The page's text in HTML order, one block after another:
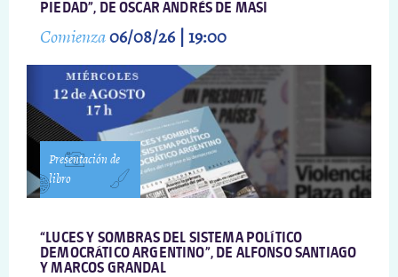
PIEDAD”, DE OSCAR ANDRÉS DE MASI
Comienza06/08/26 | 19:00
Presentación de
libro
“LUCES Y SOMBRAS DEL SISTEMA POLÍTICO
DEMOCRÁTICO ARGENTINO”, DE ALFONSO SANTIAGO
Y MARCOS GRANDAL